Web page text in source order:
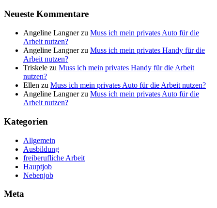
Neueste Kommentare
Angeline Langnerzu Muss ich mein privates Auto für die
Arbeit nutzen?
Angeline Langnerzu Muss ich mein privates Handy für die
Arbeit nutzen?
Triskele zu Muss ich mein privates Handy für die Arbeit
nutzen?
Ellen zu Muss ich mein privates Auto für die Arbeit nutzen?
Angeline Langnerzu Muss ich mein privates Auto für die
Arbeit nutzen?
Kategorien
Allgemein
Ausbildung
freiberufliche Arbeit
Hauptjob
Nebenjob
Meta